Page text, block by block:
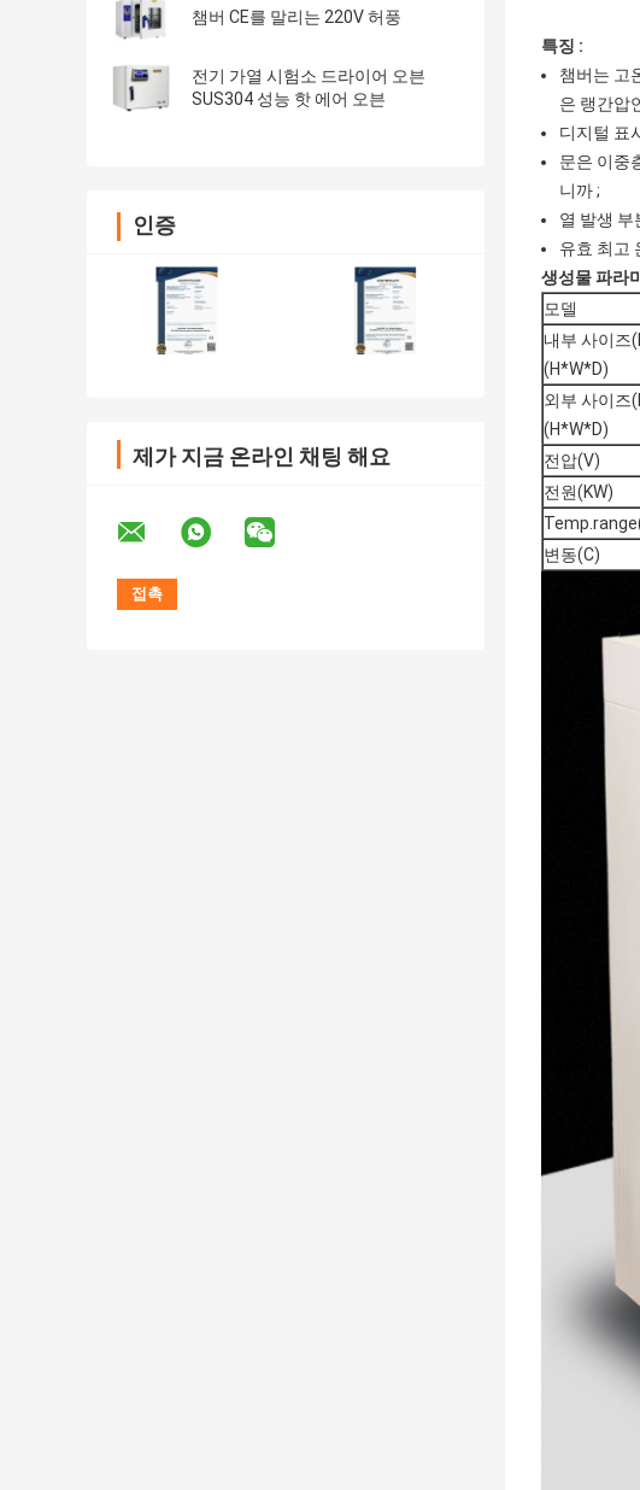
챔버 CE를 말리는 220V 허풍
전기 가열 시험소 드라이어 오븐
SUS304 성능 핫 에어 오븐
인증
제가 지금 온라인 채팅 해요
특징 :
챔버는 고
은 랭간압
디지털 표
문은 이중
니까 ;
열 발생 부
유효 최고
생성물 파라
모델
내부 사이즈
(H*W*D)
외부 사이즈
(H*W*D)
전압(V)
전원(KW)
변동(C)